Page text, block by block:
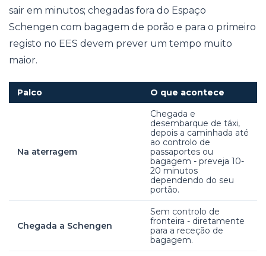
sair em minutos; chegadas fora do Espaço
Schengen com bagagem de porão e para o primeiro
registo no EES devem prever um tempo muito
maior.
Palco O que acontece
Na aterragem
Chegada e
desembarque de táxi,
depois a caminhada até
ao controlo de
passaportes ou
bagagem - preveja 10-
20 minutos
dependendo do seu
portão.
Chegada a Schengen
Sem controlo de
fronteira - diretamente
para a receção de
bagagem.